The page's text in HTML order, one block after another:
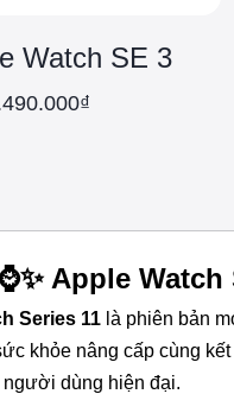
Watch SE 3
⌚✨ Apple
Series 11 là phiên bản
khỏe nâng cấp cùng
dùng hiện đại.